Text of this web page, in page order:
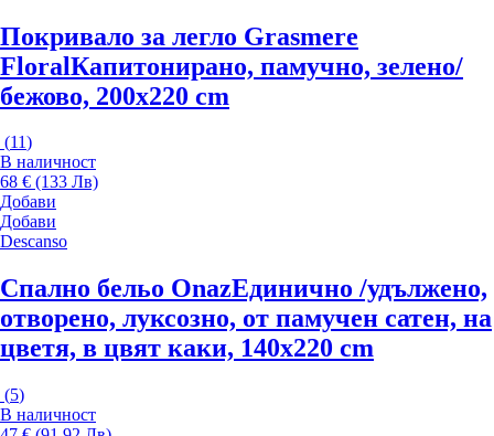
Покривало за легло Grasmere
FloralКапитонирано, памучно, зелено/
бежово, 200x220 cm
(11)
В наличност
68 € (133 Лв)
Добави
Добави
Descanso
Спално бельо OnazЕдинично /удължено,
отворено, луксозно, от памучен сатен, на
цветя, в цвят каки, 140x220 cm
(5)
В наличност